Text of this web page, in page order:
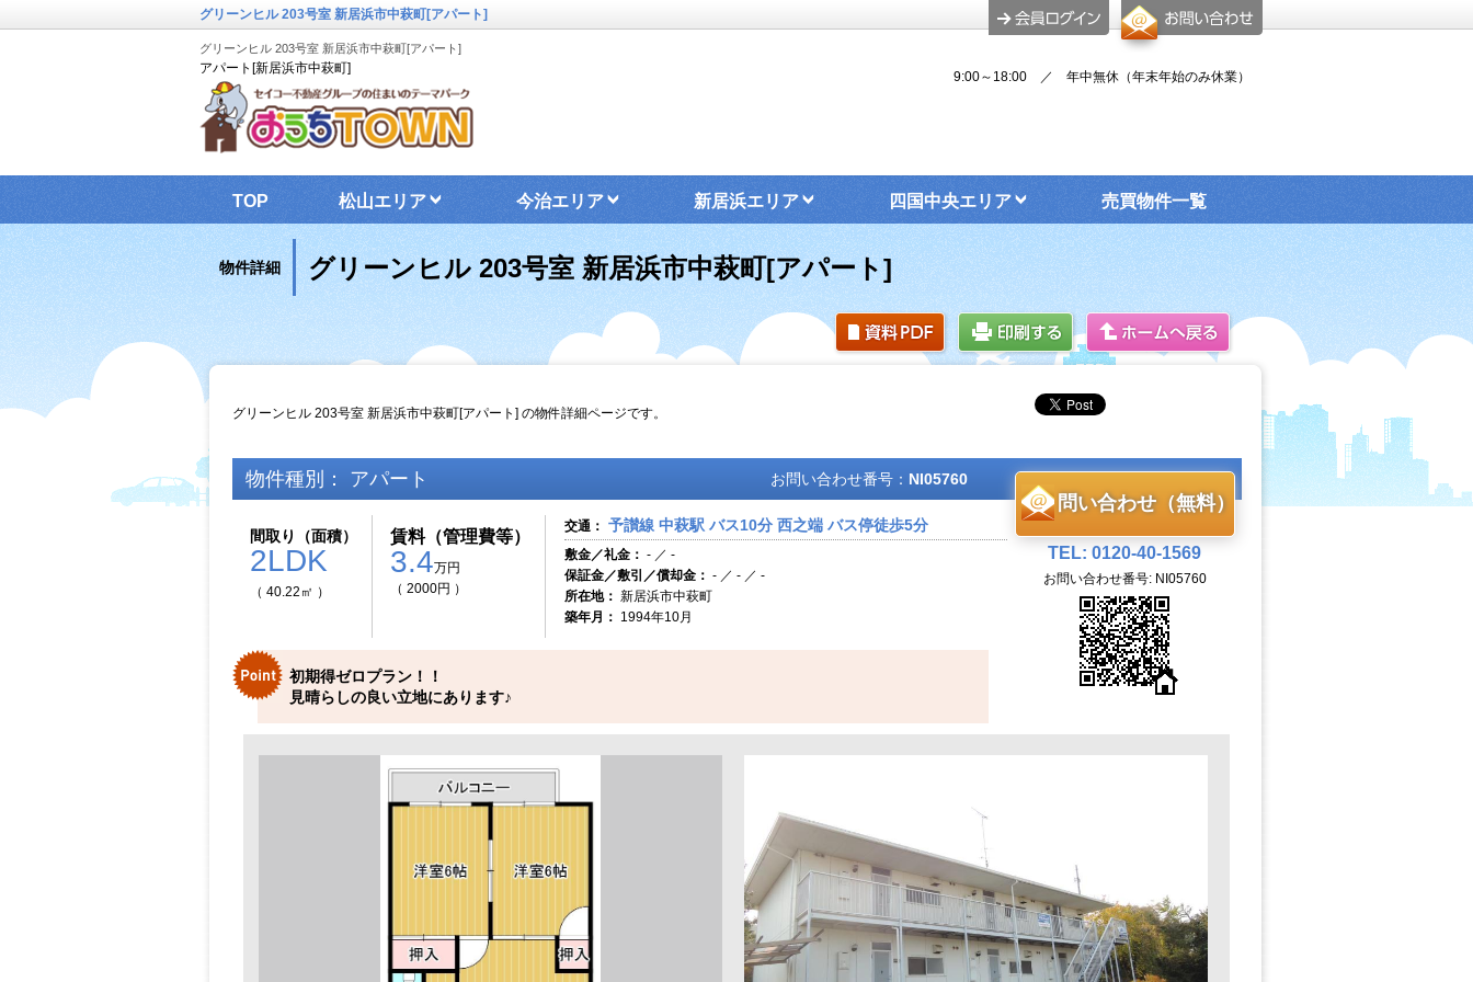
グリーンヒル 203号室 新居浜市中萩町[アパート]
グリーンヒル 203号室 新居浜市中萩町[アパート]
アパート[新居浜市中萩町]
9:00～18:00 ／ 年中無休（年末年始のみ休業）
TOP 松山エリア 今治エリア 新居浜エリア 四国中央エリア 売買物件一覧
物件詳細 グリーンヒル 203号室 新居浜市中萩町[アパート]
グリーンヒル 203号室 新居浜市中萩町[アパート] の物件詳細ページです。
物件種別： アパート お問い合わせ番号： NI05760
間取り（面積）
2LDK
（ 40.22㎡ ）
賃料（管理費等）
3.4万円
（ 2000円 ）
交通： 予讃線 中萩駅 バス10分 西之端 バス停徒歩5分
敷金／礼金： - ／ -
保証金／敷引／償却金： - ／ - ／ -
所在地： 新居浜市中萩町
築年月： 1994年10月
初期得ゼロプラン！！
見晴らしの良い立地にあります♪
問い合わせ（無料）
TEL: 0120-40-1569
お問い合わせ番号: NI05760